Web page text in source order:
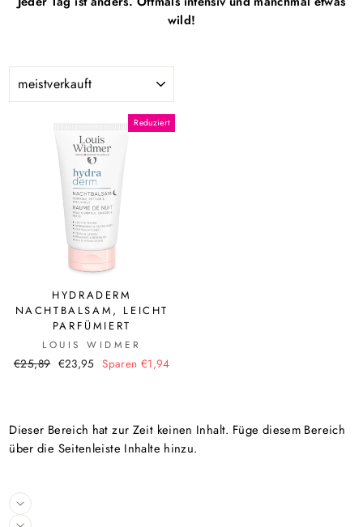
wild!
Reduziert
HYDRADERM
NACHTBALSAM, LEICHT
PARFÜMIERT
LOUIS WIDMER
Normaler
€25,89 Sonderpreis
€23,95 Sparen €1,94
Dieser Bereich hat zur Zeit keinen Inhalt. Füge diesem Bereich
über die Seitenleiste Inhalte hinzu.